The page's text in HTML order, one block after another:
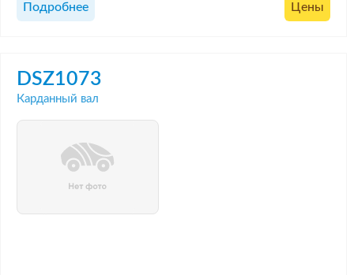
Подробнее Цены
DSZ1073
Карданный вал